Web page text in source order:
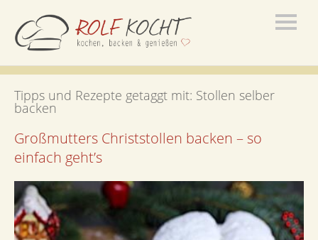
Tipps und Rezepte getaggt mit: Stollen selber
backen
Großmutters Christstollen backen – so
einfach geht’s